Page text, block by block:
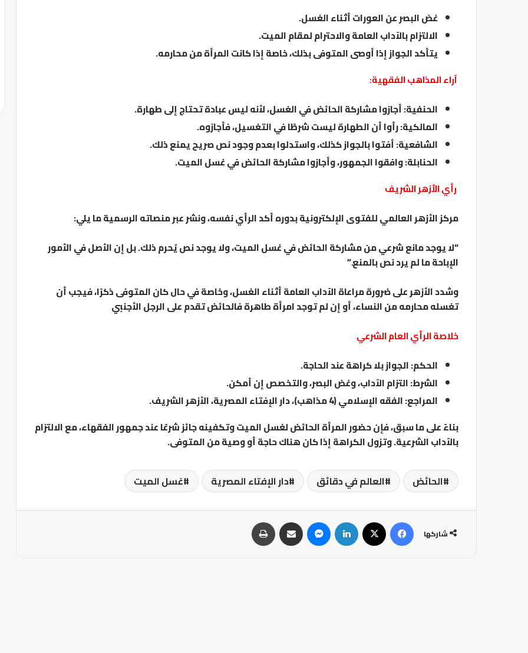
غض البصر عن العورات أثناء الغسل.
الالتزام بالآداب العامة والاحترام لمقام الميت.
يتأكد الجواز إذا أوصى المتوفى بذلك، خاصة إذا كانت المرأة من محارمه.
آراء المذاهب الفقهية:
الحنفية: أجازوا مشاركة الحائض في الغسل، لأنه ليس عبادة تحتاج إلى طهارة.
المالكية: رأوا أن الطهارة ليست شرطًا في التغسيل، فأجازوه.
الشافعية: أفتوا بالجواز كذلك، واستدلوا بعدم وجود نص صريح يمنع ذلك.
الحنابلة: وافقوا الجمهور، وأجازوا مشاركة الحائض في غسل الميت.
رأي الأزهر الشريف
مركز الأزهر العالمي للفتوى الإلكترونية بدوره أكد الرأي نفسه، ونشر عبر منصاته الرسمية ما يلي:
“لا يوجد مانع شرعي من مشاركة الحائض في غسل الميت، ولا يوجد نص يُحرم ذلك. بل إن الأصل في الأمور
الإباحة ما لم يرد نص بالمنع.”
وشدد الأزهر على ضرورة مراعاة الآداب العامة أثناء الغسل، وخاصة في حال كان المتوفى ذكرًا، فيجب أن
تغسله محارمه من النساء، أو إن لم توجد امرأة طاهرة فالحائض تقدم على الرجل الأجنبي
خلاصة الرأي العام الشرعي
الحكم: الجواز بلا كراهة عند الحاجة.
الشرط: التزام الآداب، وغض البصر، والتخصص إن أمكن.
المراجع: الفقه الإسلامي (4 مذاهب)، دار الإفتاء المصرية، الأزهر الشريف.
بناءً على ما سبق، فإن حضور المرأة الحائض لغسل الميت وتكفينه جائز شرعًا عند جمهور الفقهاء، مع الالتزام
بالآداب الشرعية. وتزول الكراهة إذا كان هناك حاجة أو وصية من المتوفى.
الحائض العالم في دقائق دار الإفتاء المصرية غسل الميت
شاركها